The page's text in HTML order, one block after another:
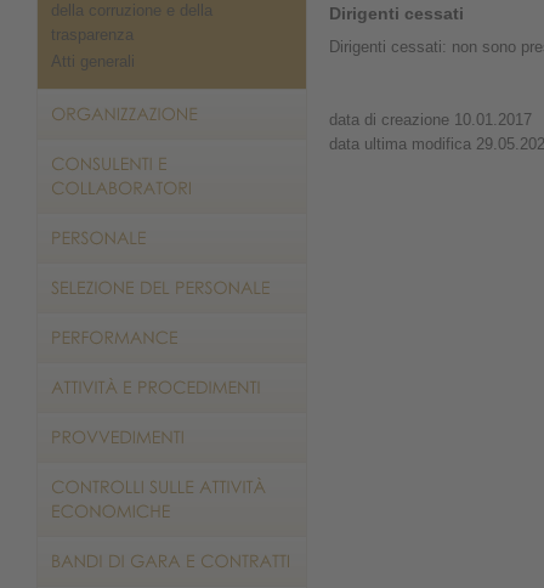
della corruzione e della
trasparenza
Atti generali
Dirigenti cessati
Dirigenti cessati: non sono
data di creazione 10.01.2017
data ultima modifica